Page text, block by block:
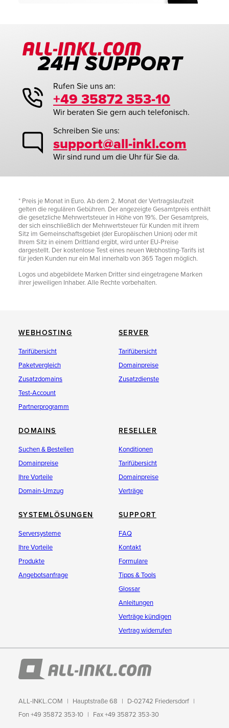
Rufen Sie uns an:
+49 35872 353-10
Wir beraten Sie gern auch telefonisch.
Schreiben Sie uns:
support@all-inkl.com
Wir sind rund um die Uhr für Sie da.
* Preis je Monat in Euro. Ab dem 2. Monat der Vertragslaufzeit
gelten die regulären Gebühren. Der angezeigte Gesamtpreis enthält
die gesetzliche Mehrwertsteuer in Höhe von 19%. Der Gesamtpreis,
der sich einschließlich der Mehrwertsteuer für Kunden mit ihrem
Sitz im Gemeinschaftsgebiet (der Europäischen Union) oder mit
Ihrem Sitz in einem Drittland ergibt, wird unter EU-Preise
dargestellt. Der kostenlose Test eines neuen Webhosting-Tarifs ist
für jeden Kunden nur ein Mal innerhalb von 365 Tagen möglich.
Logos und abgebildete Marken Dritter sind eingetragene Marken
ihrer jeweiligen Inhaber. Alle Rechte vorbehalten.
WEBHOSTING
Tarifübersicht
Paketvergleich
Zusatzdomains
Test-Account
Partnerprogramm
SERVER
Tarifübersicht
Domainpreise
Zusatzdienste
DOMAINS
Suchen & Bestellen
Domainpreise
Ihre Vorteile
Domain-Umzug
RESELLER
Konditionen
Tarifübersicht
Domainpreise
Verträge
SYSTEMLÖSUNGEN
Serversysteme
Ihre Vorteile
Produkte
Angebotsanfrage
SUPPORT
FAQ
Kontakt
Formulare
Tipps & Tools
Glossar
Anleitungen
Verträge kündigen
Vertrag widerrufen
ALL-INKL.COM Hauptstraße 68
D-02742 Friedersdorf
Fon +49 35872 353-10
Fax +49 35872 353-30